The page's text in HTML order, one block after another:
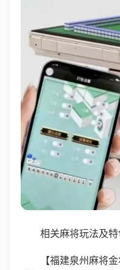
相关麻将玩法及
【福建泉州麻将